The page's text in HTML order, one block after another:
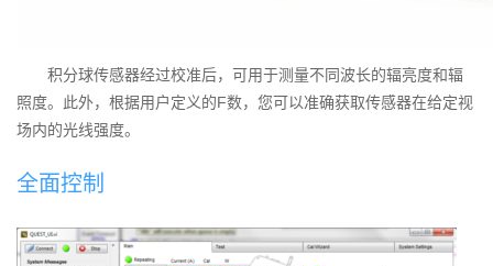
积分球传感器经过校准后，可用于测量不同波长的辐亮度和辐
照度。此外，根据用户定义的F数，您可以准确获取传感器在给定视
场内的光线强度。
全面控制